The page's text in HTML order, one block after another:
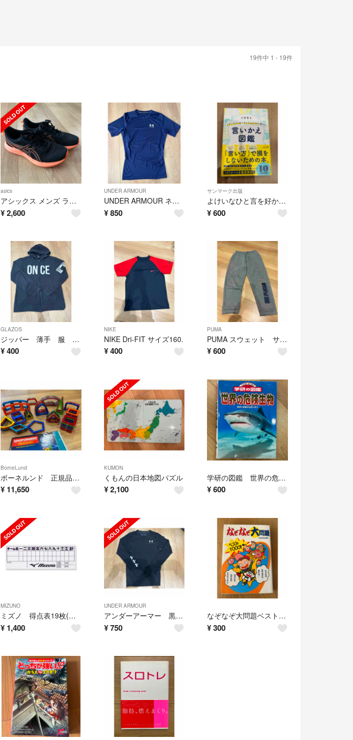
19件中 1 - 19件
asics
アシックス メンズ ランニングシューズ 26.5cm
¥2,600
UNDER ARMOUR
UNDER ARMOUR ネイビー 半袖
¥ 850
サンマーク出版
よけいなひと言を好かれるセリフに変える言いかえ図鑑
¥600
GLAZOS
ジッパー 薄手 服 160
¥400
NIKE
NIKE Dri-FIT サイズ160.
¥ 400
PUMA
PUMA スウェット サイズ150
¥600
BorneLund
ボーネルンド 正規品 マグフォーマーMAGFORMERS 90P
¥ 11,650
KUMON
くもんの日本地図パズル
¥ 2,100
学研の図鑑 世界の危険生物
¥600
MIZUNO
ミズノ 得点表19枚(野球・ソフトボール)
¥ 1,400
UNDER ARMOUR
アンダーアーマー 黒 サイズSM
¥ 750
なぞなぞ大問題ベスト１０００！！
¥300